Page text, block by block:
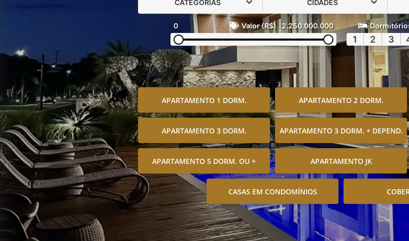
CATEGORIAS CIDADES
0 Valor (R$) 2.250.000.000
1 2 3
APARTAMENTO 1 DORM. APARTAMENTO 2 DORM.
APARTAMENTO 3 DORM. APARTAMENTO 3 DORM. + DEPEND.
APARTAMENTO 5 DORM. OU + APARTAMENTO JK
CASAS EM CONDOMÍNIOS